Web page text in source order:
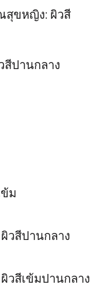
สุขหญิง: ผิวสี
สีปานกลาง
ม
วสีปานกลาง
วสีเข้มปานกลาง